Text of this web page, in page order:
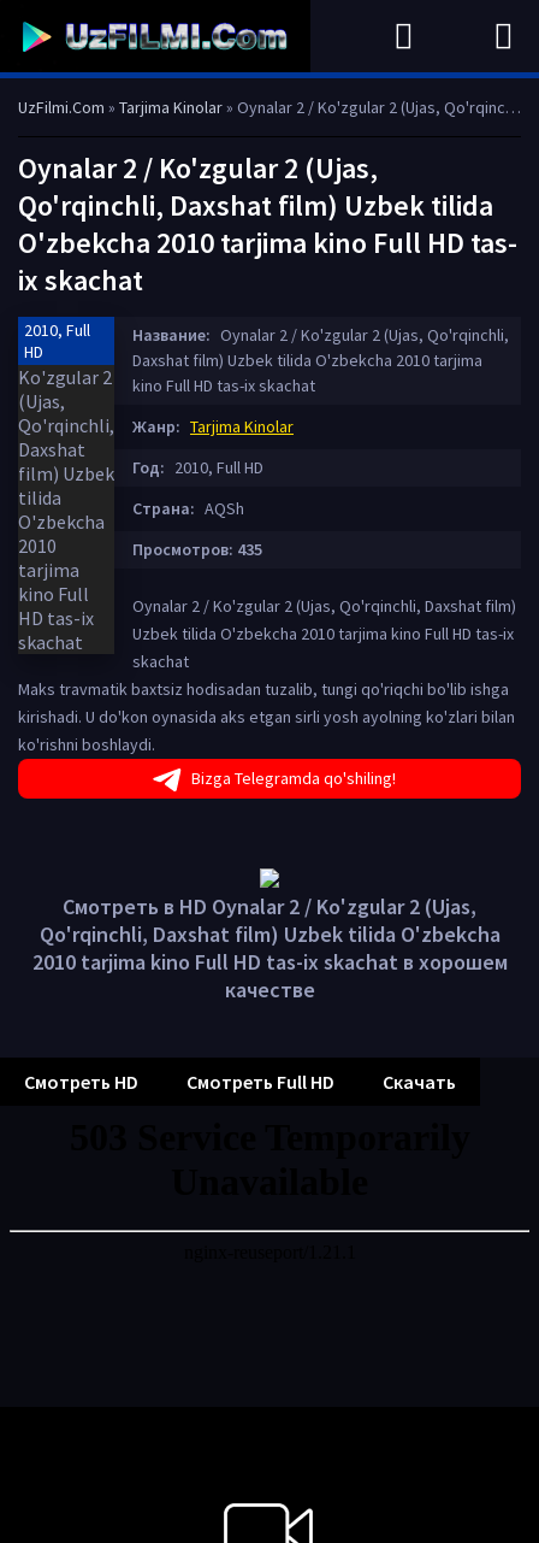
UzFilmi.Com » Tarjima Kinolar» Oynalar 2 / Ko'zgular 2 (Ujas, Qo'rqinchli, Daxshat film) Uzbek tilida O'zbekcha 2010 tarjima kino Full HD tas-ix skachat
Oynalar 2 / Ko'zgular 2 (Ujas,
Qo'rqinchli, Daxshat film) Uzbek tilida
O'zbekcha 2010 tarjima kino Full HD tas-
ix skachat
2010, Full
HD
Название: Oynalar 2 / Ko'zgular 2 (Ujas, Qo'rqinchli,
Daxshat film) Uzbek tilida O'zbekcha 2010 tarjima
kino Full HD tas-ix skachat
Жанр: Tarjima Kinolar
Год: 2010, Full HD
Страна: AQSh
Просмотров: 435
Oynalar 2 / Ko'zgular 2 (Ujas, Qo'rqinchli, Daxshat film)
Uzbek tilida O'zbekcha 2010 tarjima kino Full HD tas-ix
skachat
Maks travmatik baxtsiz hodisadan tuzalib, tungi qo'riqchi bo'lib ishga
kirishadi. U do'kon oynasida aks etgan sirli yosh ayolning ko'zlari bilan
ko'rishni boshlaydi.
Bizga Telegramda qo'shiling!
Смотреть в HD Oynalar 2 / Ko'zgular 2 (Ujas,
Qo'rqinchli, Daxshat film) Uzbek tilida O'zbekcha
2010 tarjima kino Full HD tas-ix skachat в хорошем
качестве
Смотреть HD Смотреть Full HD Скачать